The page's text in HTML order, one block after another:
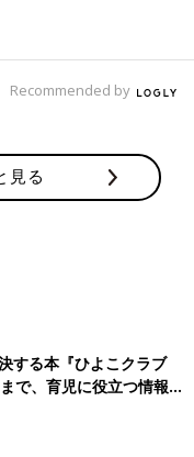
Recommended by
見る
する本『ひよこクラブ
で、育児に役立つ情報が